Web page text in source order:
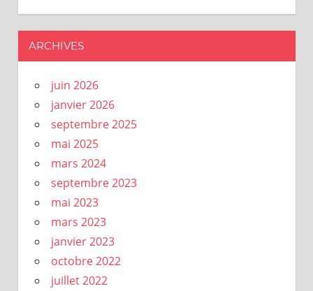
ARCHIVES
juin 2026
janvier 2026
septembre 2025
mai 2025
mars 2024
septembre 2023
mai 2023
mars 2023
janvier 2023
octobre 2022
juillet 2022